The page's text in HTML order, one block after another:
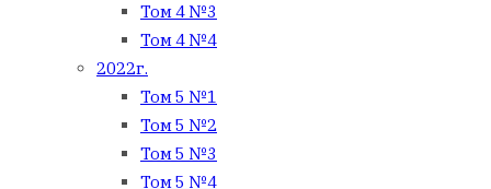
Том 4 №3
Том 4 №4
2022г.
Том 5 №1
Том 5 №2
Том 5 №3
Том 5 №4